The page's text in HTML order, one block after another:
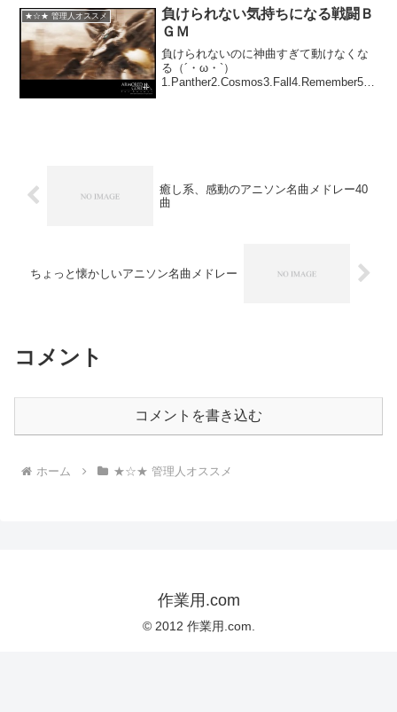
んだつもりです
★☆★ 管理人オススメ
負けられない気持ちになる戦闘Ｂ
ＧＭ
負けられないのに神曲すぎて動けなくな
る（´・ω・`）
1.Panther2.Cosmos3.Fall4.Remember5.z
癒し系、感動のアニソン名曲メドレー40
曲
ちょっと懐かしいアニソン名曲メドレー
コメント
コメントを書き込む
ホーム ★☆★ 管理人オススメ
作業用.com
© 2012 作業用.com.